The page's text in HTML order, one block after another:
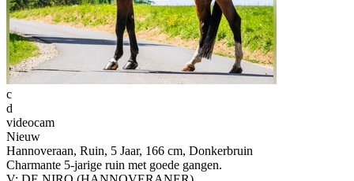
c
d
videocam
Nieuw
Hannoveraan, Ruin, 5 Jaar, 166 cm, Donkerbruin
Charmante 5-jarige ruin met goede gangen.